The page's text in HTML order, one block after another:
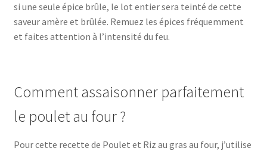
si une seule épice brûle, le lot entier sera teinté de cette
saveur amère et brûlée. Remuez les épices fréquemment
et faites attention à l’intensité du feu.
Comment assaisonner parfaitement
le poulet au four ?
Pour cette recette de Poulet et Riz au gras au four, j’utilise